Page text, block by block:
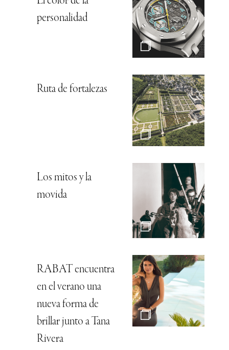
personalidad
Ruta de fortalezas
Los mitos y la
movida
RABAT encuentra
en el verano una
nueva forma de
brillar junto a Tana
Rivera